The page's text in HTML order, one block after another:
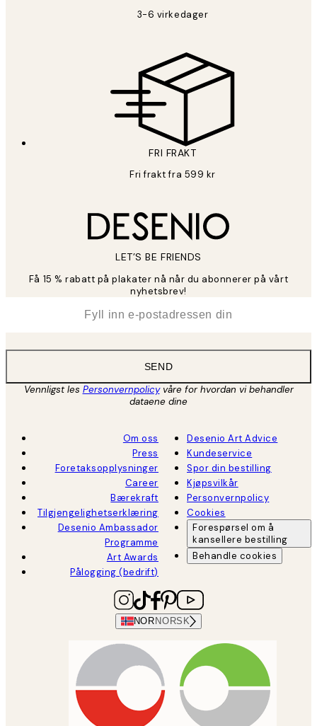
3-6 virkedager
FRI FRAKT
Fri frakt fra 599 kr
LET’S BE FRIENDS
Få 15 % rabatt på plakater nå når du abonnerer på vårt
nyhetsbrev!
SEND
Vennligst les Personvernpolicyvåre for hvordan vi behandler
dataene dine
Om oss
Press
Foretaksopplysninger
Career
Bærekraft
Tilgjengelighetserklæring
Desenio Ambassador
Programme
Art Awards
Pålogging (bedrift)
Desenio Art Advice
Kundeservice
Spor din bestilling
Kjøpsvilkår
Personvernpolicy
Cookies
Forespørsel om å
kansellere bestilling
Behandle cookies
NOR NORSK